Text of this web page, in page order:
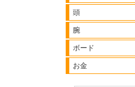
頭
腕
ボード
お金